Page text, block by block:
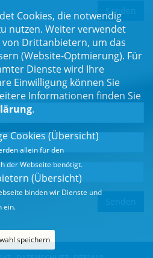
Landtag und der Region.
Cookies, die notwendig
nutzen. Weiter verwendet
von Drittanbietern, um das
(Website-Optmierung). Für
Dienste wird Ihre
Einwilligung können Sie
Informationen finden Sie
.
Cookies (Übersicht)
allein für den
der Webseite benötigt.
(Übersicht)
binden wir Dienste und
ein.
speichern